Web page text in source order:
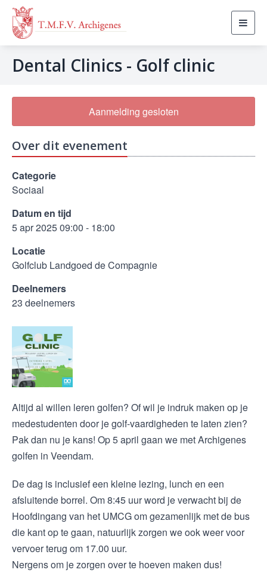
Dental Clinics - Golf clinic
Aanmelding gesloten
Over dit evenement
Categorie
Sociaal
Datum en tijd
5 apr 2025 09:00 - 18:00
Locatie
Golfclub Landgoed de Compagnie
Deelnemers
23 deelnemers
Altijd al willen leren golfen? Of wil je indruk maken op je
medestudenten door je golf-vaardigheden te laten zien?
Pak dan nu je kans! Op 5 april gaan we met Archigenes
golfen in Veendam.
De dag is inclusief een kleine lezing, lunch en een
afsluitende borrel. Om 8:45 uur word je verwacht bij de
Hoofdingang van het UMCG om gezamenlijk met de bus
die kant op te gaan, natuurlijk zorgen we ook weer voor
vervoer terug om 17.00 uur.
Nergens om je zorgen over te hoeven maken dus!